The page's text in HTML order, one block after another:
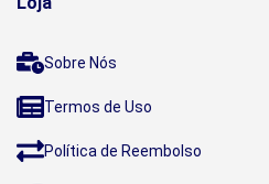
Sobre Nós
Termos de Uso
Política de Reembolso